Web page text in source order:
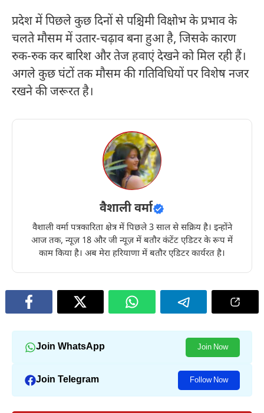
प्रदेश में पिछले कुछ दिनों से पश्चिमी विक्षोभ के प्रभाव के
चलते मौसम में उतार-चढ़ाव बना हुआ है, जिसके कारण
रुक-रुक कर बारिश और तेज हवाएं देखने को मिल रही हैं।
अगले कुछ घंटों तक मौसम की गतिविधियों पर विशेष नजर
रखने की जरूरत है।
वैशाली वर्मा
वैशाली वर्मा पत्रकारिता क्षेत्र में पिछले 3 साल से सक्रिय है। इन्होंने
आज तक, न्यूज़ 18 और जी न्यूज़ में बतौर कंटेंट एडिटर के रूप में
काम किया है। अब मेरा हरियाणा में बतौर एडिटर कार्यरत है।
Join WhatsApp Join Now
Join Telegram Follow Now